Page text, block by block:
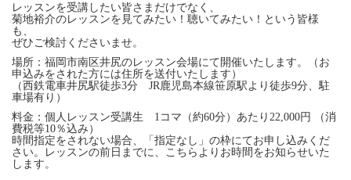
レッスンを受講したい皆さまだけでなく、
菊地裕介のレッスンを見てみたい！聴いてみたい！という皆様
も、
ぜひご検討くださいませ。
場所：福岡市南区井尻のレッスン会場にて開催いたします。（お
申込みをされた方には住所を送付いたします）
（西鉄電車井尻駅徒歩3分 JR鹿児島本線笹原駅より徒歩9分、駐
車場有り）
料金：個人レッスン受講生 1コマ（約60分）あたり22,000円 （消
費税等10％込み）
時間指定をされない場合、「指定なし」の枠にてお申し込みくだ
さい。レッスンの前日までに、こちらよりお時間をお知らせいた
します。